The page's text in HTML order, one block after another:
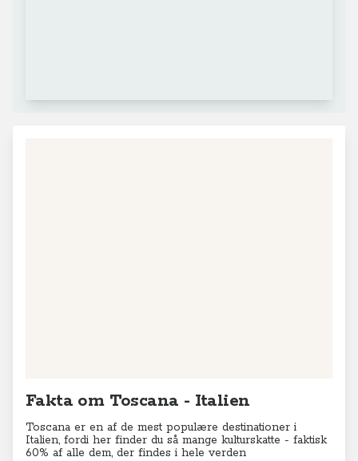
Fakta om Toscana - Italien
Toscana er en af de mest populære destinationer i
Italien, fordi her finder du så mange kulturskatte - faktisk
60% af alle dem, der findes i hele verden